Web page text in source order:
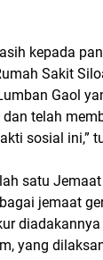
kepada
Sakit
Gaol
telah
sosial ini,”
satu Jemaat
jemaat
diadakannya
yang